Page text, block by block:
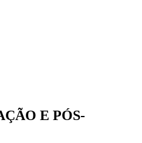
E PÓS-